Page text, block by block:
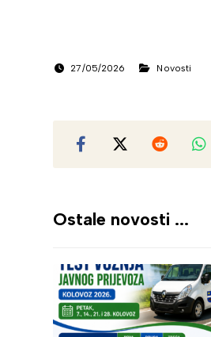
27/05/2026 Novosti
Ostale novosti ...